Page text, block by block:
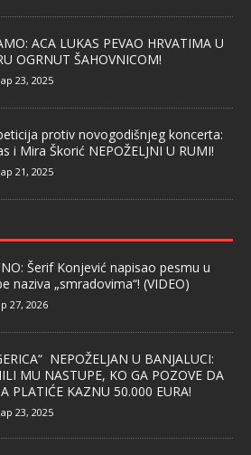
ACA LUKAS PEVAO HRVATIMA U
OGRNUT ŠAHOVNICOM!
23, 2025
protiv novogodišnjeg koncerta:
i Mira Škorić NEPOŽELJNI U RUMI!
21, 2025
Šerif Konjević napisao pesmu u
naziva „smradovima“! (VIDEO)
27, 2026
NEPOŽELJAN U BANJALUCI:
MU NASTUPE, KO GA POZOVE DA
PLATIĆE KAZNU 50.000 EURA!
23, 2025